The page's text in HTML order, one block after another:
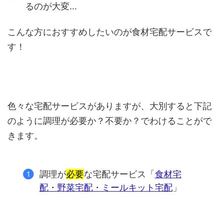
るのが大変…
こんな方におすすめしたいのが食材宅配サービスで
す！
色々な宅配サービスがありますが、大別すると下記
のように調理が必要か？不要か？でわけることがで
きます。
調理が必要な宅配サービス「食材宅
配・野菜宅配・ミールキット宅配」